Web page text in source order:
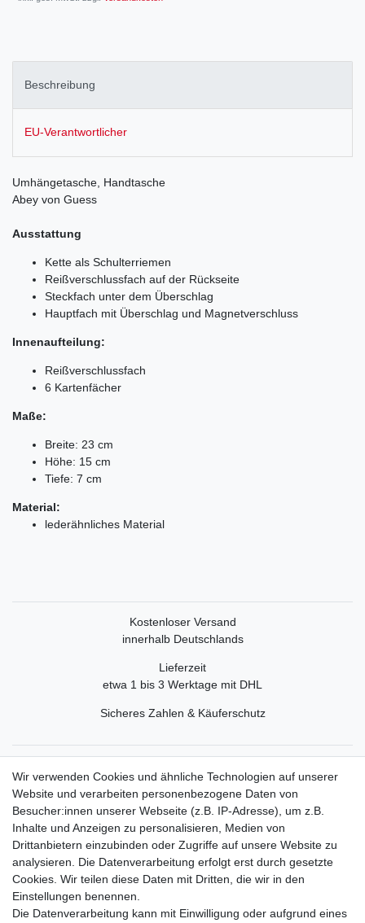
Beschreibung
EU-Verantwortlicher
Umhängetasche, Handtasche
Abey von Guess
Ausstattung
Kette als Schulterriemen
Reißverschlussfach auf der Rückseite
Steckfach unter dem Überschlag
Hauptfach mit Überschlag und Magnetverschluss
Innenaufteilung:
Reißverschlussfach
6 Kartenfächer
Maße:
Breite: 23 cm
Höhe: 15 cm
Tiefe: 7 cm
Material:
lederähnliches Material
Kostenloser Versand
innerhalb Deutschlands
Lieferzeit
etwa 1 bis 3 Werktage mit DHL
Sicheres Zahlen & Käuferschutz
Rechtliche Informationen
Widerrufsrecht
Widerrufsformular
Datenschutzerklärung
AGB
Wir verwenden Cookies und ähnliche Technologien auf unserer
Website und verarbeiten personenbezogene Daten von
Besucher:innen unserer Webseite (z.B. IP-Adresse), um z.B.
Inhalte und Anzeigen zu personalisieren, Medien von
Drittanbietern einzubinden oder Zugriffe auf unsere Website zu
analysieren. Die Datenverarbeitung erfolgt erst durch gesetzte
Cookies. Wir teilen diese Daten mit Dritten, die wir in den
Einstellungen benennen.
Die Datenverarbeitung kann mit Einwilligung oder aufgrund eines